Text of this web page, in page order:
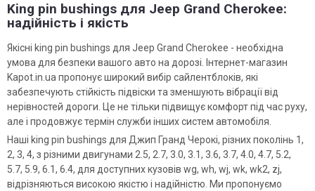
King pin bushings для Jeep Grand Cherokee:
надійність і якість
Якісні king pin bushings для Jeep Grand Cherokee - необхідна
умова для безпеки вашого авто на дорозі. Інтернет-магазин
Kapot.in.ua пропонує широкий вибір сайлентблоків, які
забезпечують стійкість підвіски та зменшують вібрації від
нерівностей дороги. Це не тільки підвищує комфорт під час руху,
але і продовжує термін служби інших систем автомобіля.
Наші king pin bushings для Джип Гранд Черокі, різних поколінь 1,
2, 3, 4, з різними двигунами 2.5, 2.7, 3.0, 3.1, 3.6, 3.7, 4.0, 4.7, 5.2,
5.7, 5.9, 6.1, 6.4, для доступних кузовів wg, wh, wj, wk, wk2, zj,
відрізняються високою якістю і надійністю. Ми пропонуємо